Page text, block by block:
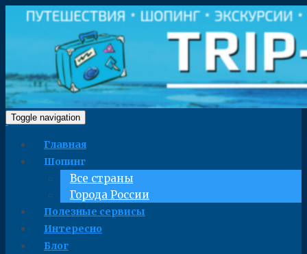
Toggle navigation
Главная
Шопинг
Все страны
Города России
Полезные сервисы
Интересно
Блог